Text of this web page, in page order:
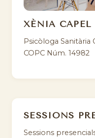
XÈNIA CAPEL
Psicòloga Sanitària
COPC Núm. 14982
SESSIONS
Sessions